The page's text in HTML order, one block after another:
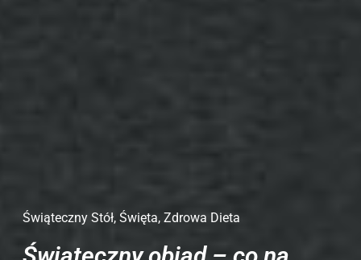
Świąteczny Stół, Święta, Zdrowa Dieta